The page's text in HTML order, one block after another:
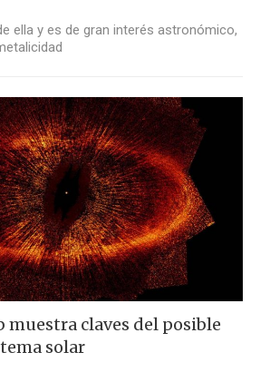
ella y es de gran interés astronómico,
muestra claves del posible
solar